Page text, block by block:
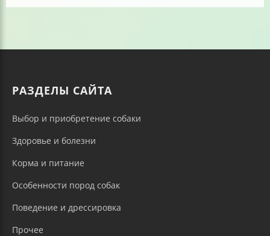
РАЗДЕЛЫ САЙТА
Выбор и приобретение собаки
Здоровье и болезни
Корма и питание
Особенности пород собак
Поведение и дрессировка
Прочее